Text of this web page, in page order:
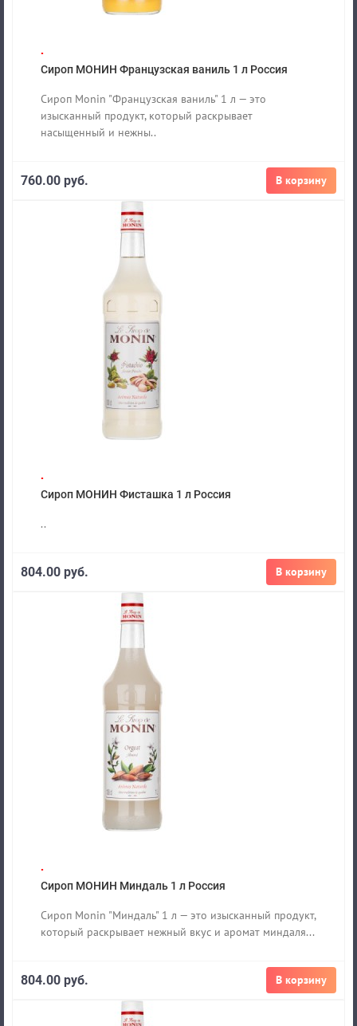
.
Сироп МОНИН Французская ваниль 1 л Россия
Сироп Monin "Французская ваниль" 1 л — это
изысканный продукт, который раскрывает
насыщенный и нежны..
В корзину
760.00 руб.
.
Сироп МОНИН Фисташка 1 л Россия
..
В корзину
804.00 руб.
.
Сироп МОНИН Миндаль 1 л Россия
Сироп Monin "Миндаль" 1 л — это изысканный продукт,
который раскрывает нежный вкус и аромат миндаля...
В корзину
804.00 руб.